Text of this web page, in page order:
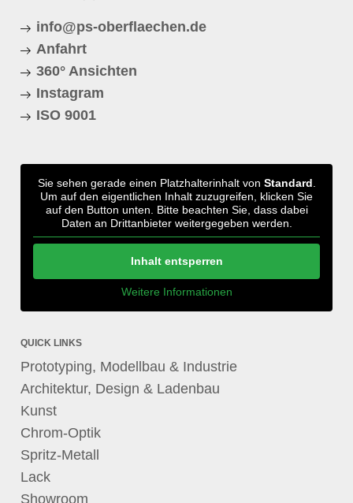
info@ps-oberflaechen.de
Anfahrt
360° Ansichten
Instagram
ISO 9001
Sie sehen gerade einen Platzhalterinhalt von Standard
Um auf den eigentlichen Inhalt zuzugreifen, klicken Sie
auf den Button unten. Bitte beachten Sie, dass dabei
Daten an Drittanbieter weitergegeben werden.
Inhalt entsperren
Weitere Informationen
QUICK LINKS
Prototyping, Modellbau & Industrie
Architektur, Design & Ladenbau
Kunst
Chrom-Optik
Spritz-Metall
Lack
Showroom